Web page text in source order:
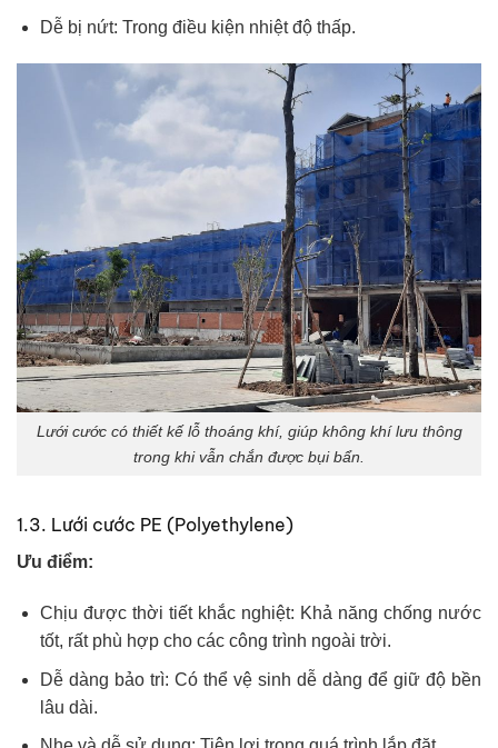
Dễ bị nứt: Trong điều kiện nhiệt độ thấp.
Lưới cước có thiết kế lỗ thoáng khí, giúp không khí lưu thông
trong khi vẫn chắn được bụi bẩn.
1.3. Lưới cước PE (Polyethylene)
Ưu điểm:
Chịu được thời tiết khắc nghiệt: Khả năng chống nước
tốt, rất phù hợp cho các công trình ngoài trời.
Dễ dàng bảo trì: Có thể vệ sinh dễ dàng để giữ độ bền
lâu dài.